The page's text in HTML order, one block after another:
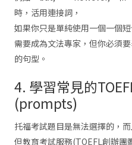
時，活用連接詞，
如果你只是單純使用一個一個
需要成為文法專家，但你必須
的句型。
4. 學習常見的
(prompts)
托福考試題目是無法選擇的，
但教育考試服務(TOEFL創辦團